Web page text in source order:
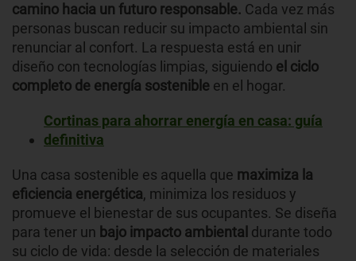
camino hacia un futuro responsable. Cada vez más
personas buscan reducir su impacto ambiental sin
renunciar al confort. La respuesta está en unir
diseño con tecnologías limpias, siguiendo el ciclo
completo de energía sostenible en el hogar.
Cortinas para ahorrar energía en casa: guía
definitiva
Una casa sostenible es aquella que maximiza la
eficiencia energética, minimiza los residuos y
promueve el bienestar de sus ocupantes. Se diseña
para tener un bajo impacto ambiental durante todo
su ciclo de vida: desde la selección de materiales